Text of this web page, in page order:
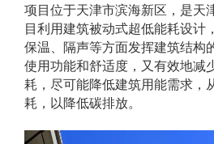
项目位于天津市滨海新区，是天
目利用建筑被动式超低能耗设计
保温、隔声等方面发挥建筑结构
使用功能和舒适度，又有效地减
耗，尽可能降低建筑用能需求，
耗，以降低碳排放。